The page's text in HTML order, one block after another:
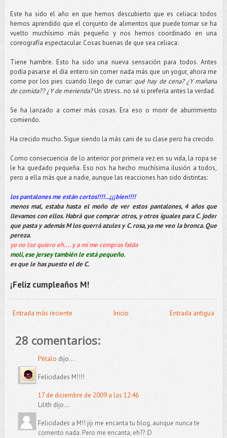
Este ha sido el año en que hemos descubierto que es celiaca: todos
hemos aprendido que el conjunto de alimentos que puede tomar se ha
vuelto muchísimo más pequeño y nos hemos coordinado en una
coreografía espectacular. Cosas buenas de que sea celiaca:
Tiene hambre. Esto ha sido una nueva sensación para todos. Antes
podía pasarse el día entero sin comer nada más que unyogur, ahora me
come por los pies cuando llego de currar: qué hay de cena? ¿Y mañana
de comida?? ¿Y de merienda?Un stress..no sé si prefería antes la verdad.
Se ha lanzado a comer más cosas. Era eso o morir de aburrimiento
comiendo.
Ha crecido mucho. Sigue siendo la más cani de su clase pero ha crecido.
Como consecuencia de lo anterior por primera vez en su vida, la ropa se
le ha quedado pequeña. Eso nos ha hecho muchísima ilusión a todos,
pero a ella más que a nadie, aunque las reacciones han sido distintas:
los pantalones me están cortos!!!!...¡¡¡bien!!!!
menos mal, estaba hasta el moño de ver estos pantalones, 4 años que
llevamos con ellos. Habrá que comprar otros, y otros iguales para C. joder
que pasta y además M los querrá azules y C. rosa, ya me veo la bronca. Que
pereza.
yo no loz quiero eh…. y a mi me compras falda
moli, ese jersey también le está pequeño.
es que le has puesto el de C.
¡Feliz cumpleaños M!
Entrada más reciente Entrada antigua
Inicio
28 comentarios:
Pétalo dijo...
Felicidades M!!!!
17 de diciembre de 2009 a las 12:46
Lilith dijo...
Felicidades a M!! jiji me encanta tu blog, aunque nunca te
comento nada. Pero me encanta, eh?? :D